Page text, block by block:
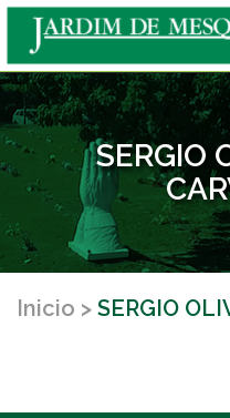
SERGIO
Inicio SERGIO